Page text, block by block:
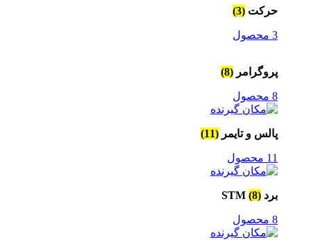
حرکت (3)
3 محصول
پروگرامر (8)
8 محصول
پالس و تایمر (11)
11 محصول
برد STM (8)
8 محصول